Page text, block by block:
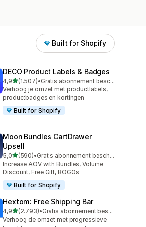
Built for Shopify
DECO Product Labels & Badges
4,9van 5 sterren
(1.507)
1507 recensies in totaal
•
Gratis abonnement beschikbaar
Verhoog je omzet met productlabels,
productbadges en kortingen
Built for Shopify
Moon Bundles CartDrawer
Upsell
5,0van 5 sterren
(590)
590 recensies in totaal
•
Gratis abonnement beschikbaar
Increase AOV with Bundles, Volume
Discount, Free Gift, BOGOs
Built for Shopify
Hextom: Free Shipping Bar
4,9van 5 sterren
(2.793)
2793 recensies in totaal
•
Gratis abonnement beschikbaar
Verhoog de omzet met progressieve